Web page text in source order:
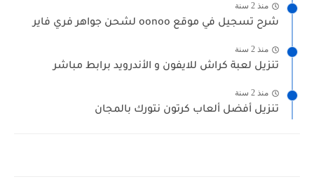
منذ 2 سنة
شرح تسجيل في موقع oonoo لشحن جواهر فري فاير
منذ 2 سنة
تنزيل لعبة كراش للايفون و الأندرويد برابط مباشر
منذ 2 سنة
تنزيل أفضل ألعاب كرتون نتورك بالمجان